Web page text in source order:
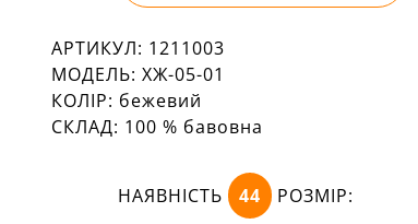
АРТИКУЛ: 1211003
МОДЕЛЬ: ХЖ-05-01
КОЛІР: бежевий
СКЛАД: 100 % бавовна
НАЯВНІСТЬ 44 РОЗМІР: